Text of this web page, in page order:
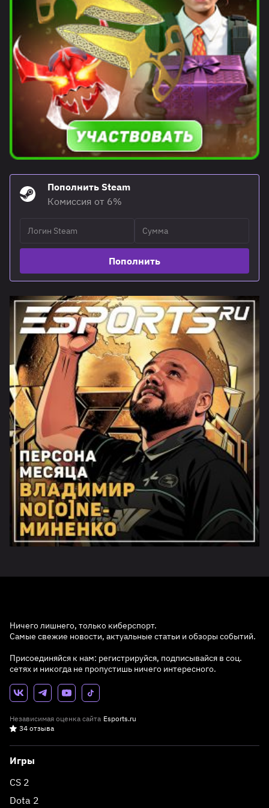
Пополнить Steam
Комиссия от 6%
Пополнить
Ничего лишнего, только киберспорт.
Самые свежие новости, актуальные статьи и обзоры событий.
Присоединяйся к нам: регистрируйся, подписывайся в соц.
сетях и никогда не пропустишь ничего интересного.
Независимая оценка сайта Esports.ru
34 отзыва
Игры
CS 2
Dota 2